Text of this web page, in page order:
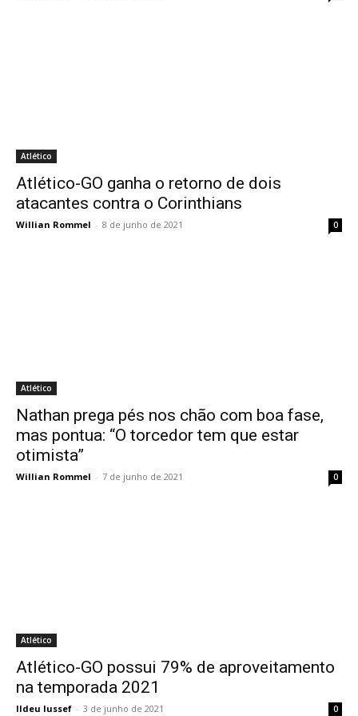
Atlético
Atlético-GO ganha o retorno de dois
atacantes contra o Corinthians
Willian Rommel - 8 de junho de 2021 0
Atlético
Nathan prega pés nos chão com boa fase,
mas pontua: “O torcedor tem que estar
otimista”
Willian Rommel - 7 de junho de 2021 0
Atlético
Atlético-GO possui 79% de aproveitamento
na temporada 2021
Ildeu Iussef - 3 de junho de 2021 0